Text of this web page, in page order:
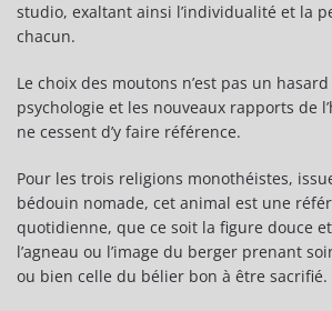
studio, exaltant ainsi l’individualité et la
chacun.
Le choix des moutons n’est pas un
psychologie et les nouveaux rapports de
ne cessent d’y faire référence.
Pour les trois religions monothéistes,
bédouin nomade, cet animal est une
quotidienne, que ce soit la figure douce
l’agneau ou l’image du berger prenant
ou bien celle du bélier bon à être sacrifié.